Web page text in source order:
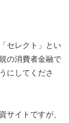
セレクト 」とい
の消費者金融で
にしてくださ
サイトですが、